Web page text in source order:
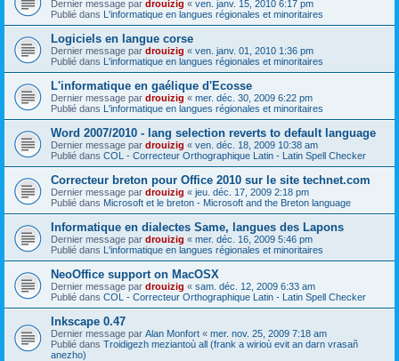
Dernier message par drouizig « ven. janv. 15, 2010 6:17 pm
Publié dans L'informatique en langues régionales et minoritaires
Logiciels en langue corse
Dernier message par drouizig « ven. janv. 01, 2010 1:36 pm
Publié dans L'informatique en langues régionales et minoritaires
L'informatique en gaélique d'Ecosse
Dernier message par drouizig « mer. déc. 30, 2009 6:22 pm
Publié dans L'informatique en langues régionales et minoritaires
Word 2007/2010 - lang selection reverts to default language
Dernier message par drouizig « ven. déc. 18, 2009 10:38 am
Publié dans COL - Correcteur Orthographique Latin - Latin Spell Checker
Correcteur breton pour Office 2010 sur le site technet.com
Dernier message par drouizig « jeu. déc. 17, 2009 2:18 pm
Publié dans Microsoft et le breton - Microsoft and the Breton language
Informatique en dialectes Same, langues des Lapons
Dernier message par drouizig « mer. déc. 16, 2009 5:46 pm
Publié dans L'informatique en langues régionales et minoritaires
NeoOffice support on MacOSX
Dernier message par drouizig « sam. déc. 12, 2009 6:33 am
Publié dans COL - Correcteur Orthographique Latin - Latin Spell Checker
Inkscape 0.47
Dernier message par Alan Monfort « mer. nov. 25, 2009 7:18 am
Publié dans Troidigezh meziantoù all (frank a wirioù evit an darn vrasañ
anezho)